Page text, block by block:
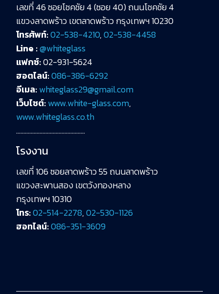
เลขที่ 46 ซอยโชคชัย 4 (ซอย 40) ถนนโชคชัย 4
แขวงลาดพร้าว เขตลาดพร้าว กรุงเทพฯ 10230
โทรศัพท์:02-538-4210,02-538-4458
Line :@whiteglass
แฟกซ์:02-931-5624
ฮอตไลน์:086-386-6292
อีเมล:whiteglass29@gmail.com
เว็บไซต์:www.white-glass.com,
www.whiteglass.co.th
………………………………………..
โรงงาน
เลขที่ 106 ซอยลาดพร้าว 55 ถนนลาดพร้าว
แขวงสะพานสอง เขตวังทองหลาง
กรุงเทพฯ 10310
โทร:02-514-2278,02-530-1126
ฮอทไลน์:086-351-3609